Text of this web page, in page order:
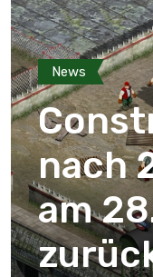
News
nach
am